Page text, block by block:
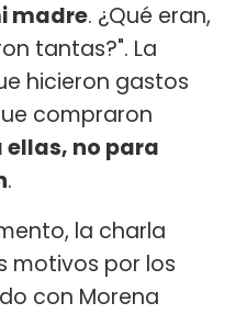
madre. ¿Qué eran,
tantas?". La
hicieron gastos
compraron
ellas, no para
.
la charla
motivos por los
con Morena